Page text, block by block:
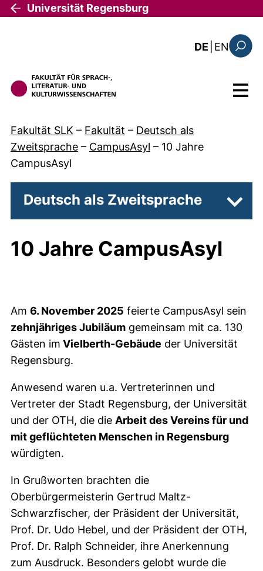
Direkt zum Inhalt
Universität Regensburg
DE EN: the
Menü
Fakultät SLK – Fakultät – Deutsch als
Zweitsprache – CampusAsyl – 10 Jahre
CampusAsyl
Deutsch als Zweitsprache
10 Jahre CampusAsyl
Am 6. November 2025 feierte CampusAsyl sein
zehnjähriges Jubiläum gemeinsam mit ca. 130
Gästen im Vielberth-Gebäude der Universität
Regensburg.
Anwesend waren u.a. Vertreterinnen und
Vertreter der Stadt Regensburg, der Universität
und der OTH, die die Arbeit des Vereins für und
mit geflüchteten Menschen in Regensburg
würdigten.
In Grußworten brachten die
Oberbürgermeisterin Gertrud Maltz-
Schwarzfischer, der Präsident der Universität,
Prof. Dr. Udo Hebel, und der Präsident der OTH,
Prof. Dr. Ralph Schneider, ihre Anerkennung
zum Ausdruck. Besonders gelobt wurde die